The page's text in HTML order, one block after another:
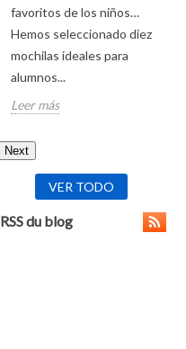
favoritos de los niños…
Hemos seleccionado diez
mochilas ideales para
alumnos...
Leer más
Next
VER TODO
RSS du blog